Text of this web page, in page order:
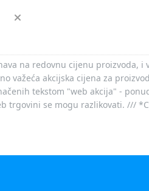
na redovnu cijenu
važeća akcijska cijena za
tekstom "web akcija" -
se mogu razlikovati. ///